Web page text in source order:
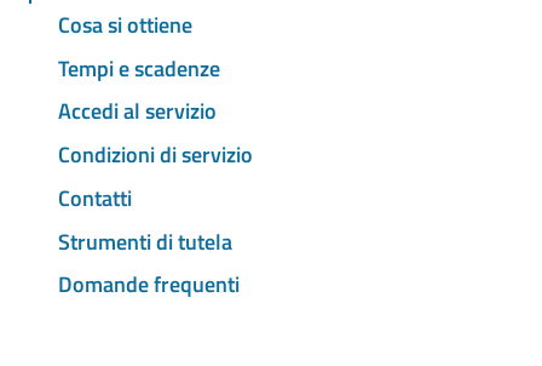
Cosa si ottiene
Tempi e scadenze
Accedi al servizio
Condizioni di servizio
Contatti
Strumenti di tutela
Domande frequenti